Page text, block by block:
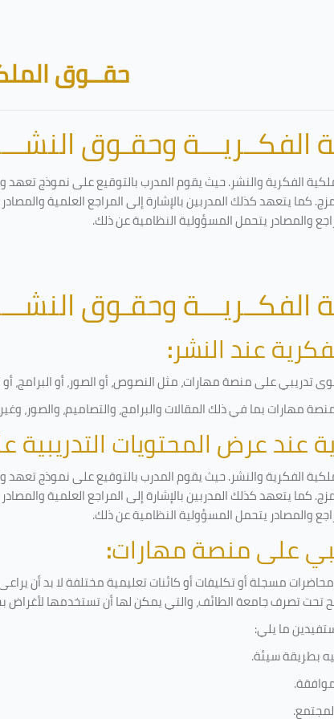
حقــوق
وحقـوق
الفكرية والنشر. حيث يقوم المدرب بالتوقيع على نموذج تعهد
كما يتعهد كذلك المدربين بالإشارة إلى المراجع العلمية
والمصادر يتحمل المسؤولية النظامية عن ذلك.
وحقـوق
عند النشر:
على منصة مهارات، مثل النصوص، أو الصور، أو البرامج، أو
مهارات بما في ذلك المقالات والبرامج، والتصاميم، والصور،
عند عرض المحتويات
الفكرية والنشر. حيث يقوم المدرب بالتوقيع على نموذج تعهد
كما يتعهد كذلك المدربين بالإشارة إلى المراجع العلمية
والمصادر يتحمل المسؤولية النظامية عن ذلك.
على منصة مهارات:
مسجلة أو تكليفات أو كائنات تعليمية مختلفة لا بد أن
تحت تصرف جامعة الطائف، والتي يمكن لها أن تستخدمها لأغراض
ما يلي:
بطريقة سيئة.
.